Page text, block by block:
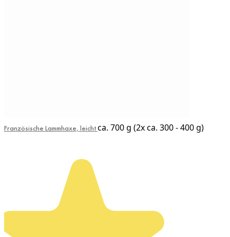
Französische Lammhaxe, leichtca. 700 g (2x ca. 300 - 400 g)